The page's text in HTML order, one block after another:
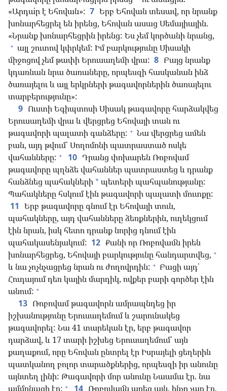
«Արդա՛ր է Եհովան»: 7 Երբ Եհովան տեսավ, որ նրանք
խոնարհեցրել են իրենց, Եհովան ասաց Սեմայիային.
«Նրանք խոնարհեցրին իրենց: Ես չեմ կործանի նրանց,
+ այլ շուտով կփրկեմ: Իմ բարկությունը Սիսակի
միջոցով չեմ թափի Երուսաղեմի վրա: 8 Բայց նրանք
կդառնան նրա ծառաները, որպեսզի հասկանան ինձ
ծառայելու և այլ երկրների թագավորներին ծառայելու
տարբերությունը»:
9 Ուստի Եգիպտոսի Սիսակ թագավորը հարձակվեց
Երուսաղեմի վրա և վերցրեց Եհովայի տան ու
թագավորի պալատի գանձերը: + Նա վերցրեց ամեն
բան, այդ թվում՝ Սողոմոնի պատրաստած ոսկե
վահանները: + 10 Դրանց փոխարեն Ռոբովամ
թագավորը պղնձե վահաններ պատրաստեց և դրանք
հանձնեց պահակների *պետերի պահպանությանը:
Պահակները հսկում էին թագավորի պալատի մուտքը:
11 Երբ թագավորը գնում էր Եհովայի տուն,
պահակները, այդ վահանները ձեռքներին, ուղեկցում
էին նրան, իսկ հետո դրանք նորից դնում էին
պահակասենյակում: 12 Քանի որ Ռոբովամն իրեն
խոնարհեցրեց, Եհովայի բարկությունը հանդարտվեց, +
և նա չոչնչացրեց նրան ու ժողովրդին: + Բացի այդ՝
Հուդայում դեռ կային մարդիկ, ովքեր բարի գործեր էին
անում: +
13 Ռոբովամ թագավորն ամրապնդեց իր
իշխանությունը Երուսաղեմում և շարունակեց
թագավորել: Նա 41 տարեկան էր, երբ թագավոր
դարձավ, և 17 տարի իշխեց Երուսաղեմում՝ այն
քաղաքում, որը Եհովան ընտրել էր Իսրայելի ցեղերին
պատկանող բոլոր տարածքներից, որպեսզի իր անունը
այնտեղ լինի: Թագավորի մոր անունը Նաամա էր. նա
ամմոնացի էր: + 14 Ռոբովամն արեց այն, ինչը չար էր,